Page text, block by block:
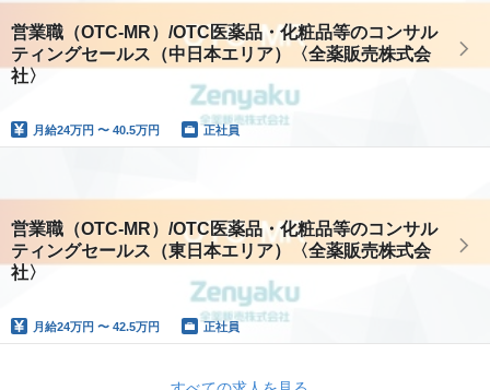
営業職（OTC-MR）/OTC医薬品・化粧品等のコンサル
ティングセールス（中日本エリア）〈全薬販売株式会
社〉
月給24万円 〜 40.5万円 正社員
営業職（OTC-MR）/OTC医薬品・化粧品等のコンサル
ティングセールス（東日本エリア）〈全薬販売株式会
社〉
月給24万円 〜 42.5万円 正社員